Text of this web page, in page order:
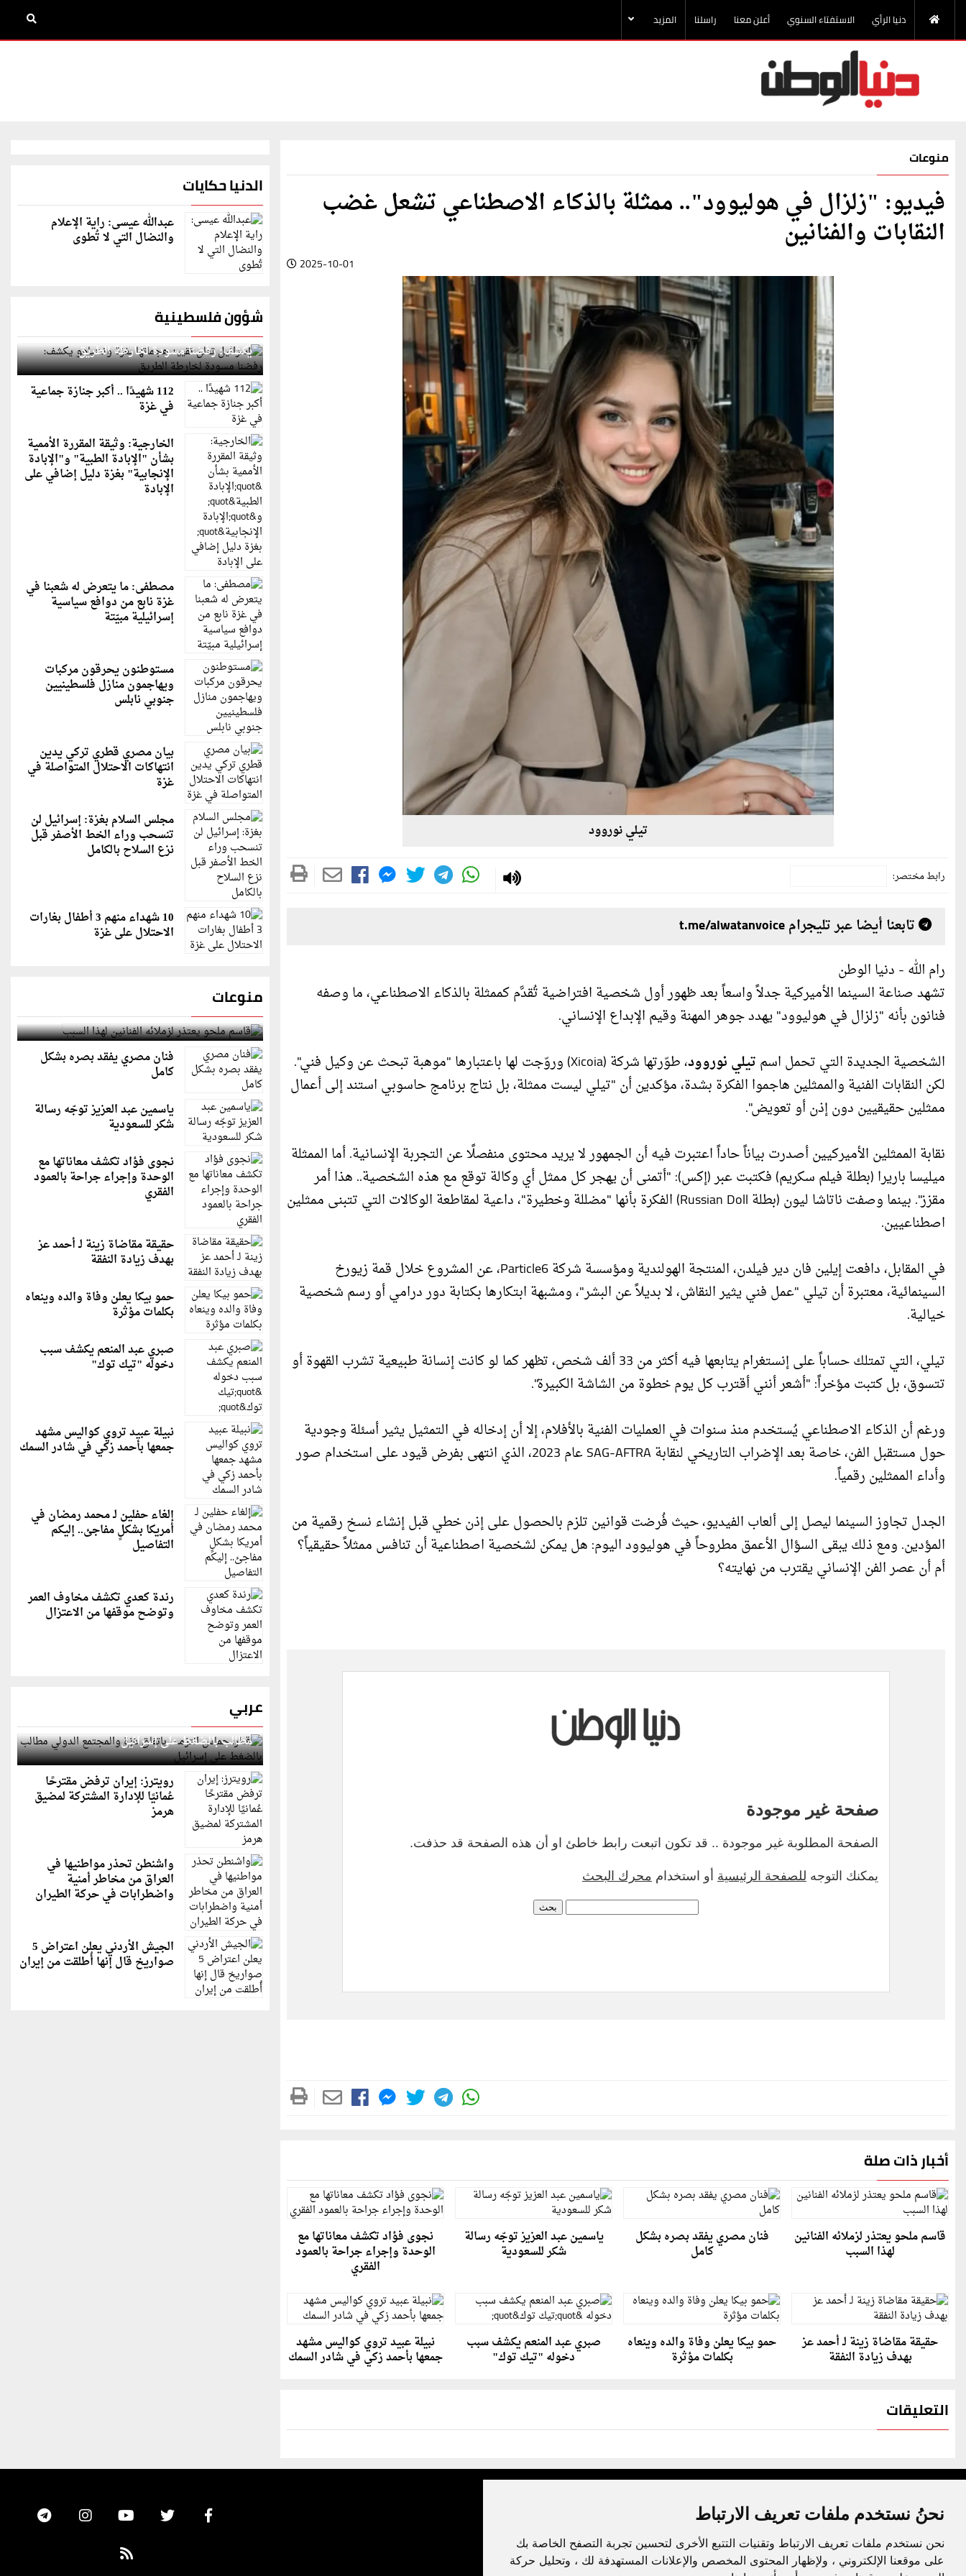
نحنُ نستخدم ملفات تعريف الارتباط
نحن نستخدم ملفات تعريف الارتباط وتقنيات التتبع الأخرى لتحسين تجربة التصفح الخاصة بك
على موقعنا الإلكتروني ، ولإظهار المحتوى المخصص والإعلانات المستهدفة لك ، وتحليل حركة
دنيا الرأي الاستفتاء السنوي أعلن معنا راسلنا المزيد
منوعات
فيديو: "زلزال في هوليوود".. ممثلة بالذكاء الاصطناعي تشعل غضب
النقابات والفنانين
2025-10-01
تيلي نوروود
رابط مختصر:
تابعنا أيضا عبر تليجرام t.me/alwatanvoice
رام الله - دنيا الوطن
تشهد صناعة السينما الأميركية جدلاً واسعاً بعد ظهور أول شخصية افتراضية تُقدَّم كممثلة بالذكاء الاصطناعي، ما وصفه
فنانون بأنه "زلزال في هوليوود" يهدد جوهر المهنة وقيم الإبداع الإنساني.
الشخصية الجديدة التي تحمل اسم تيلي نوروود
، طوّرتها شركة (Xicoia) وروّجت لها باعتبارها "موهبة تبحث عن وكيل فني".
لكن النقابات الفنية والممثلين هاجموا الفكرة بشدة، مؤكدين أن "تيلي ليست ممثلة، بل نتاج برنامج حاسوبي استند إلى أعمال
ممثلين حقيقيين دون إذن أو تعويض".
نقابة الممثلين الأميركيين أصدرت بياناً حاداً اعتبرت فيه أن الجمهور لا يريد محتوى منفصلًا عن التجربة الإنسانية. أما الممثلة
ميليسا باريرا (بطلة فيلم سكريم) فكتبت عبر (إكس): "أتمنى أن يهجر كل ممثل أي وكالة توقع مع هذه الشخصية.. هذا أمر
مقزز". بينما وصفت ناتاشا ليون (بطلة Russian Doll) الفكرة بأنها "مضللة وخطيرة"، داعية لمقاطعة الوكالات التي تتبنى ممثلين
اصطناعيين.
في المقابل، دافعت إيلين فان دير فيلدن، المنتجة الهولندية ومؤسسة شركة Particle6، عن المشروع خلال قمة زيورخ
السينمائية، معتبرة أن تيلي "عمل فني يثير النقاش، لا بديلاً عن البشر"، ومشبهة ابتكارها بكتابة دور درامي أو رسم شخصية
خيالية.
تيلي، التي تمتلك حساباً على إنستغرام يتابعها فيه أكثر من 33 ألف شخص، تظهر كما لو كانت إنسانة طبيعية تشرب القهوة أو
تتسوق، بل كتبت مؤخراً: "أشعر أنني أقترب كل يوم خطوة من الشاشة الكبيرة".
ورغم أن الذكاء الاصطناعي يُستخدم منذ سنوات في العمليات الفنية بالأفلام، إلا أن إدخاله في التمثيل يثير أسئلة وجودية
حول مستقبل الفن، خاصة بعد الإضراب التاريخي لنقابة SAG-AFTRA عام 2023، الذي انتهى بفرض قيود على استخدام صور
وأداء الممثلين رقمياً.
الجدل تجاوز السينما ليصل إلى ألعاب الفيديو، حيث فُرضت قوانين تلزم بالحصول على إذن خطي قبل إنشاء نسخ رقمية من
المؤدين. ومع ذلك يبقى السؤال الأعمق مطروحاً في هوليوود اليوم: هل يمكن لشخصية اصطناعية أن تنافس ممثلاً حقيقياً؟
أم أن عصر الفن الإنساني يقترب من نهايته؟
أخبار ذات صلة
قاسم ملحو يعتذر لزملائه الفنانين
لهذا السبب
فنان مصري يفقد بصره بشكل
كامل
ياسمين عبد العزيز توجّه رسالة
شكر للسعودية
نجوى فؤاد تكشف معاناتها مع
الوحدة وإجراء جراحة بالعمود
الفقري
حقيقة مقاضاة زينة لـ أحمد عز
بهدف زيادة النفقة
حمو بيكا يعلن وفاة والده وينعاه
بكلمات مؤثرة
صبري عبد المنعم يكشف سبب
دخوله "تيك توك"
نبيلة عبيد تروي كواليس مشهد
جمعها بأحمد زكي في شادر السمك
التعليقات
الدنيا حكايات
عبدالله عيسى: راية الإعلام
والنضال التي لا تُطوى
شؤون فلسطينية
إسرائيل تعلن تقييد هجماتها بغزة ونتنياهو
يكشف: رفضنا مسودة لخارطة الطريق
112 شهيدًا .. أكبر جنازة جماعية
في غزة
الخارجية: وثيقة المقررة الأممية
بشأن "الإبادة الطبية" و"الإبادة
الإنجابية" بغزة دليل إضافي على
الإبادة
مصطفى: ما يتعرض له شعبنا في
غزة نابع من دوافع سياسية
إسرائيلية مبيّتة
مستوطنون يحرقون مركبات
ويهاجمون منازل فلسطينيين
جنوبي نابلس
بيان مصري قطري تركي يدين
انتهاكات الاحتلال المتواصلة في
غزة
مجلس السلام بغزة: إسرائيل لن
تنسحب وراء الخط الأصفر قبل
نزع السلاح بالكامل
10 شهداء منهم 3 أطفال بغارات
الاحتلال على غزة
منوعات
قاسم ملحو يعتذر لزملائه الفنانين لهذا السبب
فنان مصري يفقد بصره بشكل
كامل
ياسمين عبد العزيز توجّه رسالة
شكر للسعودية
نجوى فؤاد تكشف معاناتها مع
الوحدة وإجراء جراحة بالعمود
الفقري
حقيقة مقاضاة زينة لـ أحمد عز
بهدف زيادة النفقة
حمو بيكا يعلن وفاة والده وينعاه
بكلمات مؤثرة
صبري عبد المنعم يكشف سبب
دخوله "تيك توك"
نبيلة عبيد تروي كواليس مشهد
جمعها بأحمد زكي في شادر السمك
إلغاء حفلين لـ محمد رمضان في
أمريكا بشكلٍ مفاجئ.. إليكم
التفاصيل
رندة كعدي تكشف مخاوف العمر
وتوضح موقفها من الاعتزال
عربي
قطر: حماس التزمت باتفاق غزة والمجتمع الدولي
مطالب بالضغط على إسرائيل
رويترز: إيران ترفض مقترحًا
عُمانيًا للإدارة المشتركة لمضيق
هرمز
واشنطن تحذر مواطنيها في
العراق من مخاطر أمنية
واضطرابات في حركة الطيران
الجيش الأردني يعلن اعتراض 5
صواريخ قال إنها أُطلقت من إيران
جميع الحقوق محفوظة لدنيا الوطن © 2003 - 2022